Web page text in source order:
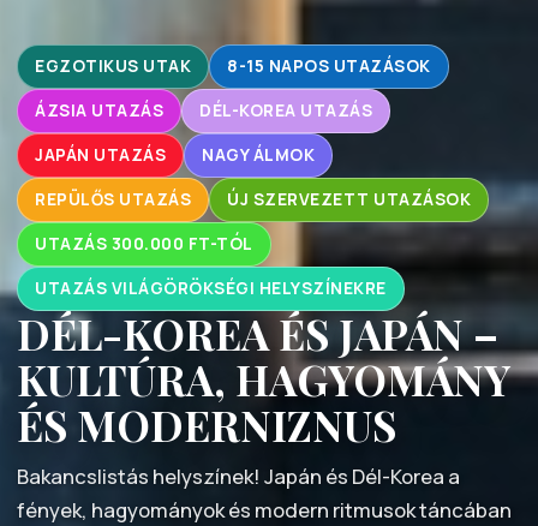
EGZOTIKUS UTAK 8-15 NAPOS UTAZÁSOK
ÁZSIA UTAZÁS DÉL-KOREA UTAZÁS
JAPÁN UTAZÁS NAGY ÁLMOK
REPÜLŐS UTAZÁS ÚJ SZERVEZETT UTAZÁSOK
UTAZÁS 300.000 FT-TÓL
UTAZÁS VILÁGÖRÖKSÉGI HELYSZÍNEKRE
DÉL-KOREA ÉS JAPÁN –
KULTÚRA, HAGYOMÁNY
ÉS MODERNIZNUS
Bakancslistás helyszínek! Japán és Dél-Korea a
fények, hagyományok és modern ritmusok táncában